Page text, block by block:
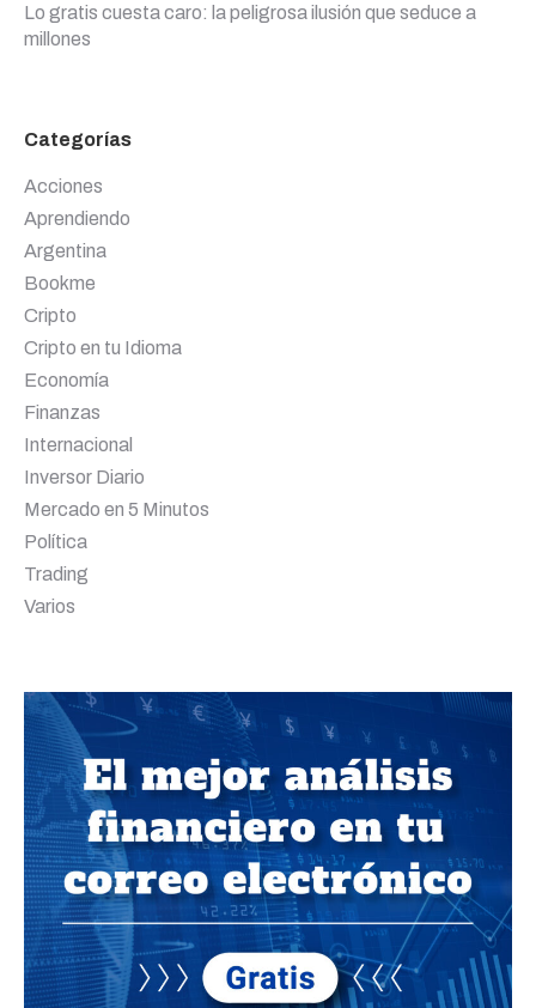
Lo gratis cuesta caro: la peligrosa ilusión que seduce a
millones
Categorías
Acciones
Aprendiendo
Argentina
Bookme
Cripto
Cripto en tu Idioma
Economía
Finanzas
Internacional
Inversor Diario
Mercado en 5 Minutos
Política
Trading
Varios